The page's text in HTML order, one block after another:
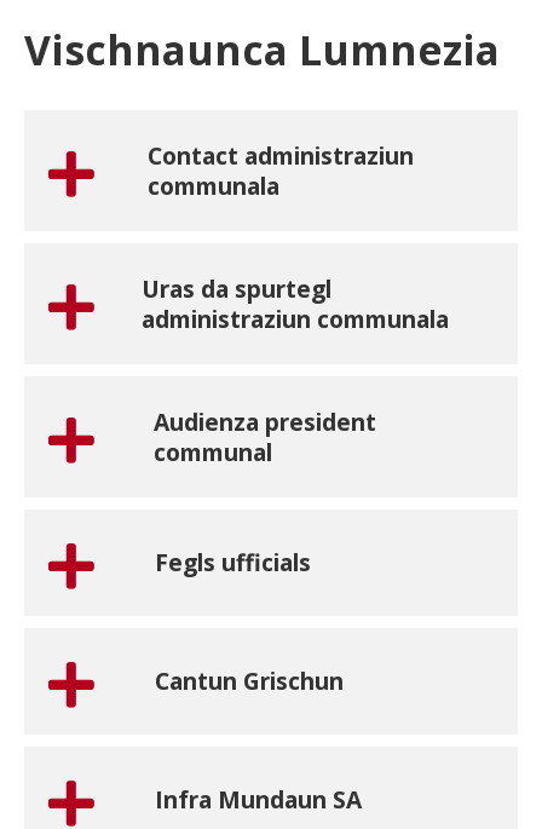
Vischnaunca Lumnezia
Contact administraziun
communala
Uras da spurtegl
administraziun communala
Audienza president
communal
Fegls ufficials
Cantun Grischun
Infra Mundaun SA